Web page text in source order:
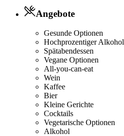
Angebote
Gesunde Optionen
Hochprozentiger Alkohol
Spätabendessen
Vegane Optionen
All-you-can-eat
Wein
Kaffee
Bier
Kleine Gerichte
Cocktails
Vegetarische Optionen
Alkohol